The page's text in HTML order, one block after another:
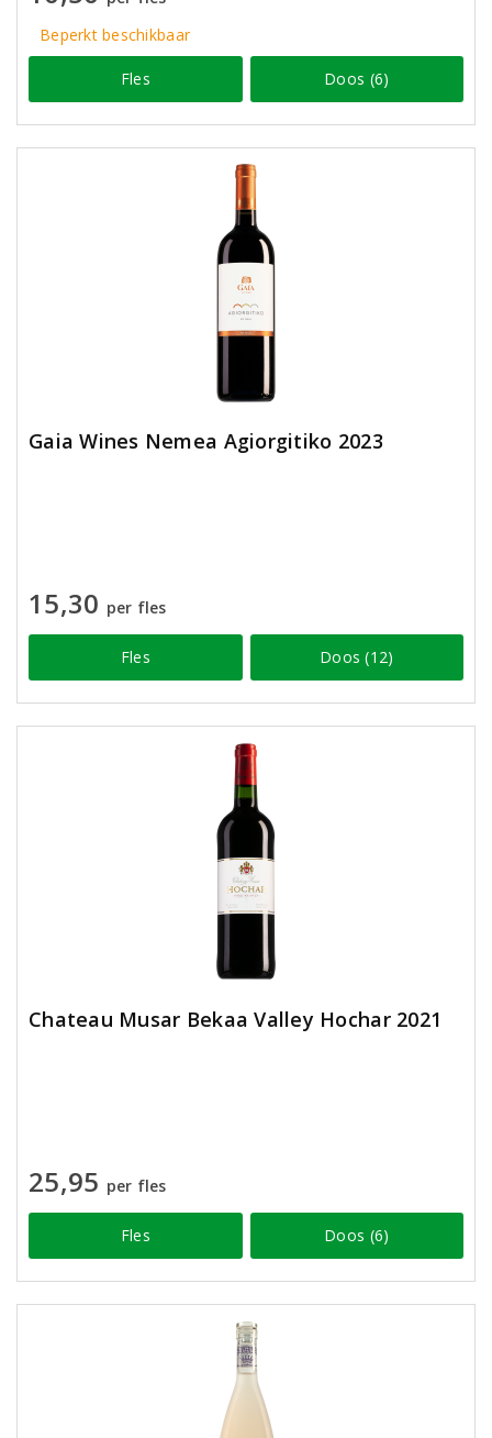
Beperkt beschikbaar
Fles Doos (6)
Gaia Wines Nemea Agiorgitiko 2023
15,30 per fles
Fles Doos (12)
Chateau Musar Bekaa Valley Hochar 2021
25,95 per fles
Fles Doos (6)